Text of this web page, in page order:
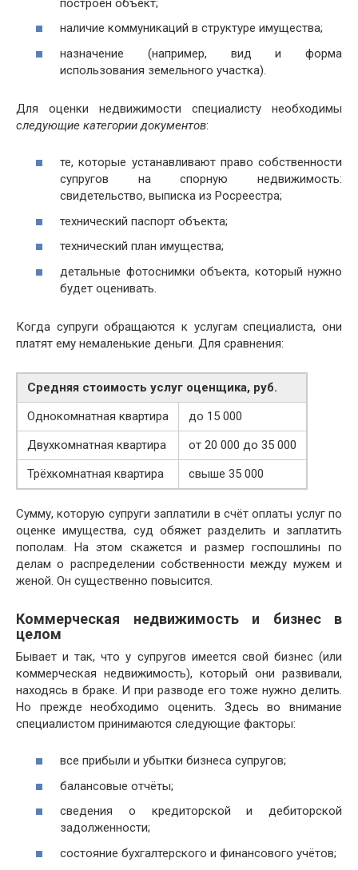
построен объект;
наличие коммуникаций в структуре имущества;
назначение (например, вид и форма
использования земельного участка).
Для оценки недвижимости специалисту необходимы
следующие категории документов:
те, которые устанавливают право собственности
супругов на спорную недвижимость:
свидетельство, выписка из Росреестра;
технический паспорт объекта;
технический план имущества;
детальные фотоснимки объекта, который нужно
будет оценивать.
Когда супруги обращаются к услугам специалиста, они
платят ему немаленькие деньги. Для сравнения:
Средняя стоимость услуг оценщика, руб.
Однокомнатная квартира
до 15 000
Двухкомнатная квартира
от 20 000 до 35 000
Трёхкомнатная квартира
свыше 35 000
Сумму, которую супруги заплатили в счёт оплаты услуг по
оценке имущества, суд обяжет разделить и заплатить
пополам. На этом скажется и размер госпошлины по
делам о распределении собственности между мужем и
женой. Он существенно повысится.
Коммерческая недвижимость и бизнес в
целом
Бывает и так, что у супругов имеется свой бизнес (или
коммерческая недвижимость), который они развивали,
находясь в браке. И при разводе его тоже нужно делить.
Но прежде необходимо оценить. Здесь во внимание
специалистом принимаются следующие факторы:
все прибыли и убытки бизнеса супругов;
балансовые отчёты;
сведения о кредиторской и дебиторской
задолженности;
состояние бухгалтерского и финансового учётов;